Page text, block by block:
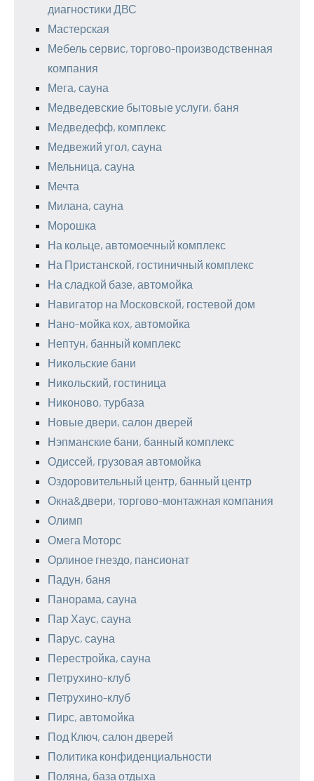
диагностики ДВС
Мастерская
Мебель сервис, торгово-производственная
компания
Мега, сауна
Медведевские бытовые услуги, баня
Медведефф, комплекс
Медвежий угол, сауна
Мельница, сауна
Мечта
Милана, сауна
Морошка
На кольце, автомоечный комплекс
На Пристанской, гостиничный комплекс
На сладкой базе, автомойка
Навигатор на Московской, гостевой дом
Нано-мойка кох, автомойка
Нептун, банный комплекс
Никольские бани
Никольский, гостиница
Никоново, турбаза
Новые двери, салон дверей
Нэпманские бани, банный комплекс
Одиссей, грузовая автомойка
Оздоровительный центр, банный центр
Окна&двери, торгово-монтажная компания
Олимп
Омега Моторс
Орлиное гнездо, пансионат
Падун, баня
Панорама, сауна
Пар Хаус, сауна
Парус, сауна
Перестройка, сауна
Петрухино-клуб
Петрухино-клуб
Пирс, автомойка
Под Ключ, салон дверей
Политика конфиденциальности
Поляна, база отдыха